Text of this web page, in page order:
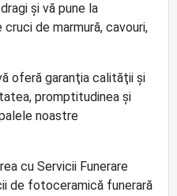
şi vă pune la
de marmură, cavouri,
oferă garanţia calităţii și
promptitudinea și
noastre
cu Servicii Funerare
de fotoceramică funerară